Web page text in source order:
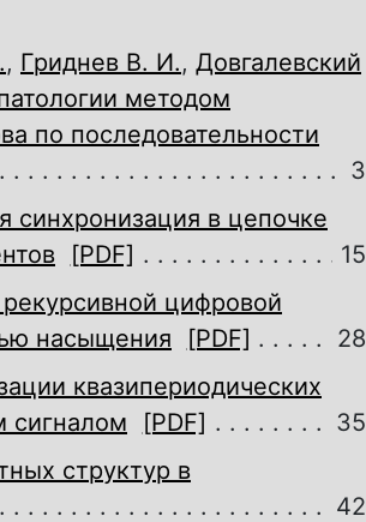
, Гриднев В. И., Довгалевский
методом
по последовательности
3
синхронизация в цепочке
[PDF]
15
цифровой
насыщения
[PDF]
28
квазипериодических
сигналом
[PDF]
35
структур в
42